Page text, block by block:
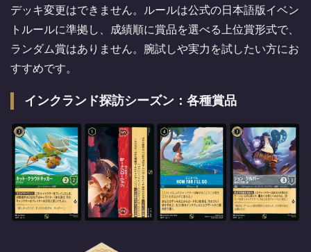
デッキ変更はできません。ルールは公式の日本語版イベン
トルールに準拠し、成績順に賞品を選べる上位賞形式で、
ランダム賞はありません。腕試しや実力を試したい方にお
すすめです。
インクランド探訪シーズン：各種賞品